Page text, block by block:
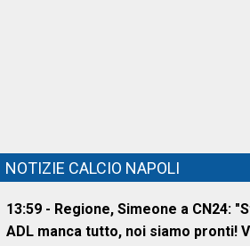
NOTIZIE CALCIO NAPOLI
13:59 - Regione, Simeone a CN24:
ADL manca tutto, noi siamo pronti!